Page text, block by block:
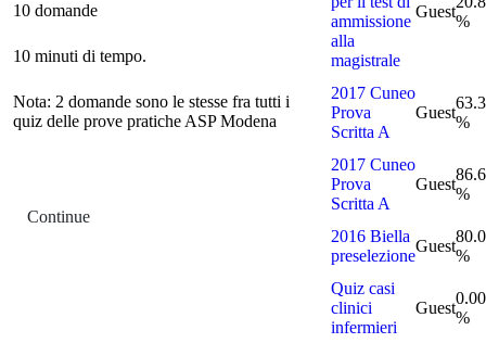
10 domande
10 minuti di tempo.
Nota: 2 domande sono le stesse fra tutti i
quiz delle prove pratiche ASP Modena
Continue
ammissione
alla
magistrale
Guest
%
2017 Cuneo
Prova
Scritta A
Guest
%
2017 Cuneo
Prova
Scritta A
Guest
%
2016 Biella
preselezione
Guest
%
Quiz casi
clinici
infermieri
Guest
0.00
%